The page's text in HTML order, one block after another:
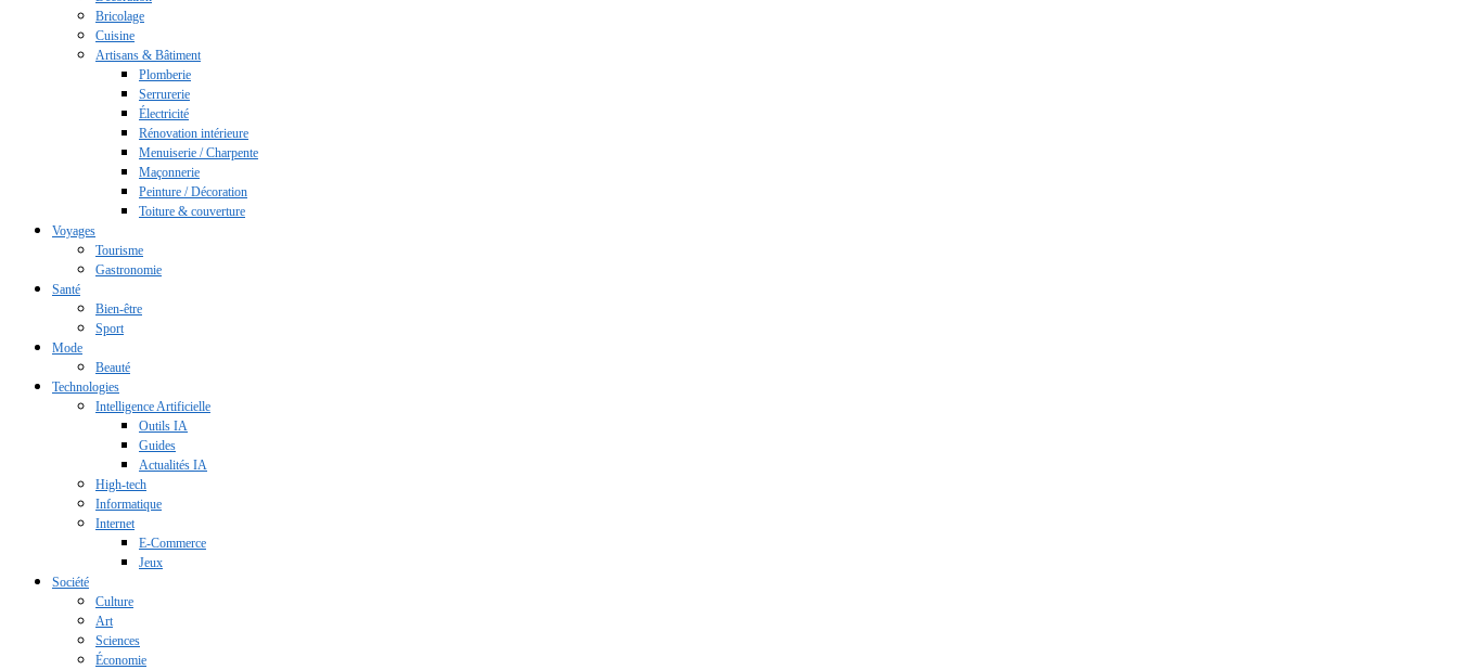
Bricolage
Cuisine
Artisans & Bâtiment
Plomberie
Serrurerie
Électricité
Rénovation intérieure
Menuiserie / Charpente
Maçonnerie
Peinture / Décoration
Toiture & couverture
Voyages
Tourisme
Gastronomie
Santé
Bien-être
Sport
Mode
Beauté
Technologies
Intelligence Artificielle
Outils IA
Guides
Actualités IA
High-tech
Informatique
Internet
E-Commerce
Jeux
Société
Culture
Art
Sciences
Économie